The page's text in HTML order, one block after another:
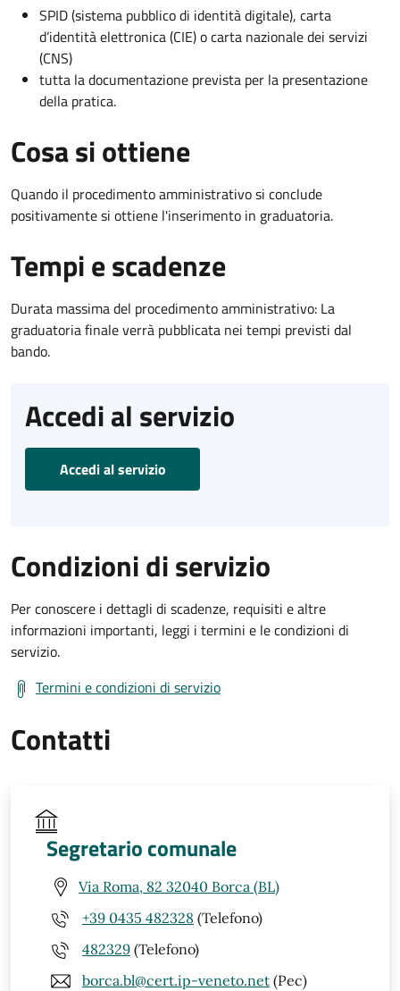
SPID (sistema pubblico di identità digitale), carta
d’identità elettronica (CIE) o carta nazionale dei servizi
(CNS)
tutta la documentazione prevista per la presentazione
della pratica.
Cosa si ottiene
Quando il procedimento amministrativo si conclude
positivamente si ottiene l'inserimento in graduatoria.
Tempi e scadenze
Durata massima del procedimento amministrativo: La
graduatoria finale verrà pubblicata nei tempi previsti dal
bando.
Accedi al servizio
Accedi al servizio
Condizioni di servizio
Per conoscere i dettagli di scadenze, requisiti e altre
informazioni importanti, leggi i termini e le condizioni di
servizio.
Termini e condizioni di servizio
Contatti
Segretario comunale
Via Roma, 82 32040 Borca (BL)
+39 0435 482328 (Telefono)
482329 (Telefono)
borca.bl@cert.ip-veneto.net (Pec)